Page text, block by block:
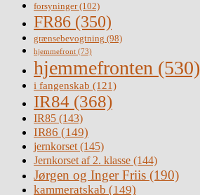
forsyninger(102)
FR86 (350)
grænsebevogtning (98)
hjemmefront (73)
hjemmefronten (530)
i fangenskab (121)
IR84 (368)
IR85 (143)
IR86 (149)
jernkorset(145)
Jernkorset af 2. klasse (144)
Jørgen og Inger Friis (190)
kammeratskab (149)